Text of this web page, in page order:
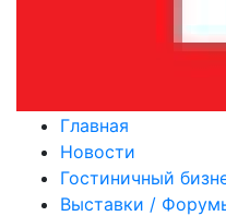
Главная
Новости
Гостиничный
Выставки /